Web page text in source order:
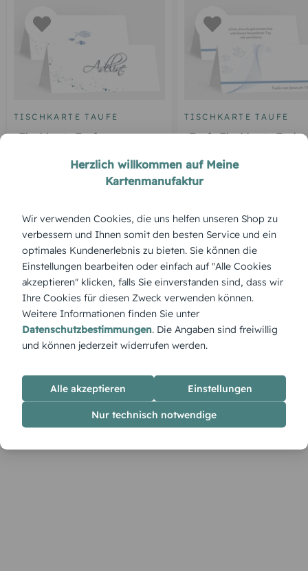
TISCHKARTE TAUFE
Tischkarte Taufe
TISCHKARTE TAUFE
Taufe Tischkarte Taube
ÜBERBLICK:
Produktbeschreibung
„Footprint“ als Motiv verleiht den Tischkarten eine liebevolle
Symbolik. Im Designer kannst du alle Details persönlich
anpassen.
Herzlich willkommen auf Meine
Kartenmanufaktur
Wir verwenden Cookies, die uns helfen unseren Shop zu
verbessern und Ihnen somit den besten Service und ein
optimales Kundenerlebnis zu bieten. Sie können die
Einstellungen bearbeiten oder einfach auf "Alle Cookies
akzeptieren" klicken, falls Sie einverstanden sind, dass wir
Ihre Cookies für diesen Zweck verwenden können.
Weitere Informationen finden Sie unter
Datenschutzbestimmungen. Die Angaben sind freiwillig
und können jederzeit widerrufen werden.
Alle akzeptieren Einstellungen
Nur technisch notwendige